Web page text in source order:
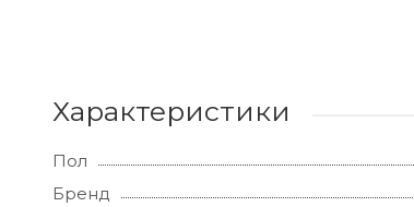
Характеристики
Пол
Бренд